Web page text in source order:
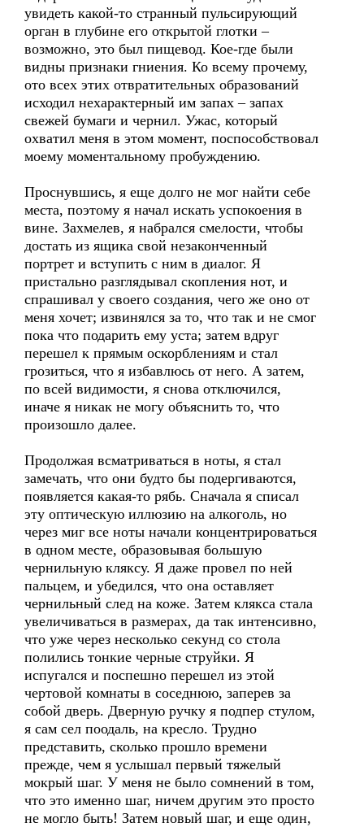
увидеть какой-то странный пульсирующий
орган в глубине его открытой глотки –
возможно, это был пищевод. Кое-где были
видны признаки гниения. Ко всему прочему,
ото всех этих отвратительных образований
исходил нехарактерный им запах – запах
свежей бумаги и чернил. Ужас, который
охватил меня в этом момент, поспособствовал
моему моментальному пробуждению.
Проснувшись, я еще долго не мог найти себе
места, поэтому я начал искать успокоения в
вине. Захмелев, я набрался смелости, чтобы
достать из ящика свой незаконченный
портрет и вступить с ним в диалог. Я
пристально разглядывал скопления нот, и
спрашивал у своего создания, чего же оно от
меня хочет; извинялся за то, что так и не смог
пока что подарить ему уста; затем вдруг
перешел к прямым оскорблениям и стал
грозиться, что я избавлюсь от него. А затем,
по всей видимости, я снова отключился,
иначе я никак не могу объяснить то, что
произошло далее.
Продолжая всматриваться в ноты, я стал
замечать, что они будто бы подергиваются,
появляется какая-то рябь. Сначала я списал
эту оптическую иллюзию на алкоголь, но
через миг все ноты начали концентрироваться
в одном месте, образовывая большую
чернильную кляксу. Я даже провел по ней
пальцем, и убедился, что она оставляет
чернильный след на коже. Затем клякса стала
увеличиваться в размерах, да так интенсивно,
что уже через несколько секунд со стола
полились тонкие черные струйки. Я
испугался и поспешно перешел из этой
чертовой комнаты в соседнюю, заперев за
собой дверь. Дверную ручку я подпер стулом,
я сам сел поодаль, на кресло. Трудно
представить, сколько прошло времени
прежде, чем я услышал первый тяжелый
мокрый шаг. У меня не было сомнений в том,
что это именно шаг, ничем другим это просто
не могло быть! Затем новый шаг, и еще один,